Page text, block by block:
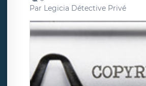
Par Legicia Détective Privé